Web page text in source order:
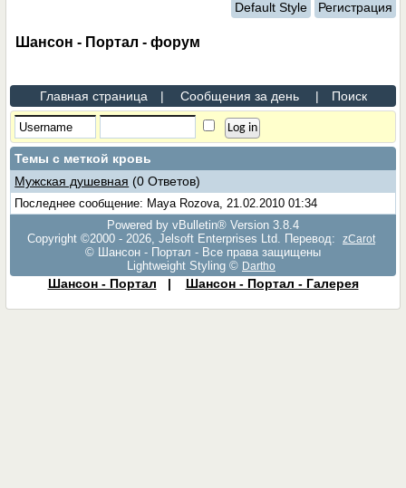
Default Style Регистрация
Шансон - Портал - форум
Главная страница | Сообщения за день | Поиск
Темы с меткой кровь
Мужская душевная (0 Ответов)
Последнее сообщение: Maya Rozova, 21.02.2010 01:34
Powered by vBulletin® Version 3.8.4
Copyright ©2000 - 2026, Jelsoft Enterprises Ltd. Перевод:
zCarot
© Шансон - Портал - Все права защищены
Lightweight Styling © Dartho
Шансон - Портал | Шансон - Портал - Галерея